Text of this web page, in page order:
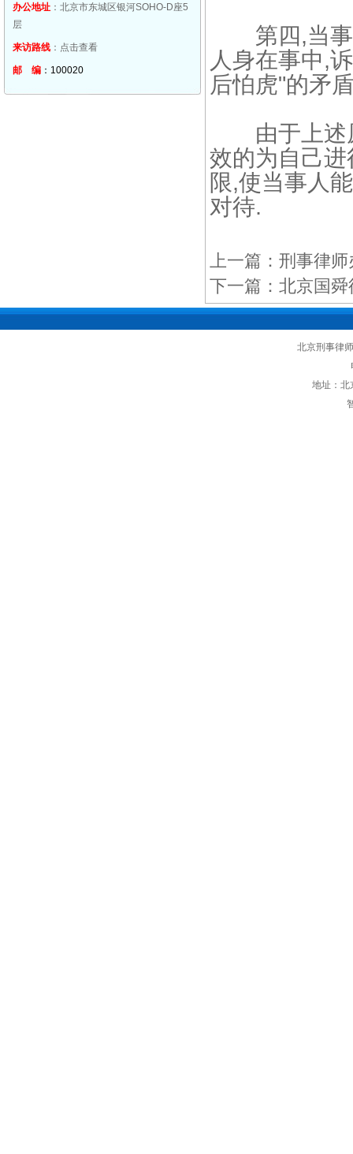
办公地址 ：北京市东城区银河SOHO-D座5
层
来访路线 ： 点击查看
邮 编 ：100020
第四,当事
人身在事中,
后怕虎"的矛
由于上述原
效的为自己
限,使当事人
对待.
上一篇： 刑事律
下一篇： 北京国
北京刑事律
地址：北